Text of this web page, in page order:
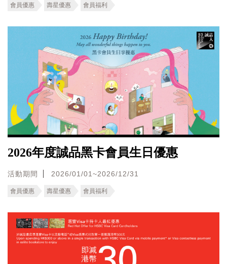
會員優惠 壽星優惠 會員福利
2026年度誠品黑卡會員生日優惠
活動期間 2026/01/01~2026/12/31
會員優惠 壽星優惠 會員福利